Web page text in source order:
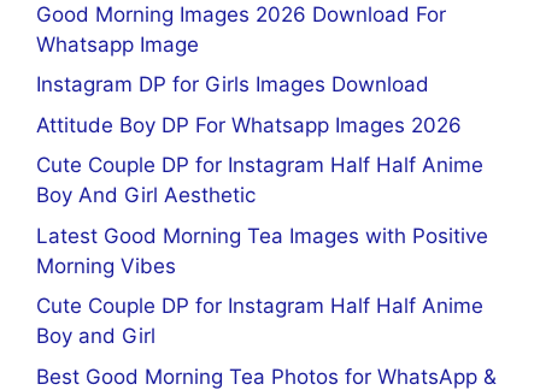
Good Morning Images 2026 Download For
Whatsapp Image
Instagram DP for Girls Images Download
Attitude Boy DP For Whatsapp Images 2026
Cute Couple DP for Instagram Half Half Anime
Boy And Girl Aesthetic
Latest Good Morning Tea Images with Positive
Morning Vibes
Cute Couple DP for Instagram Half Half Anime
Boy and Girl
Best Good Morning Tea Photos for WhatsApp &